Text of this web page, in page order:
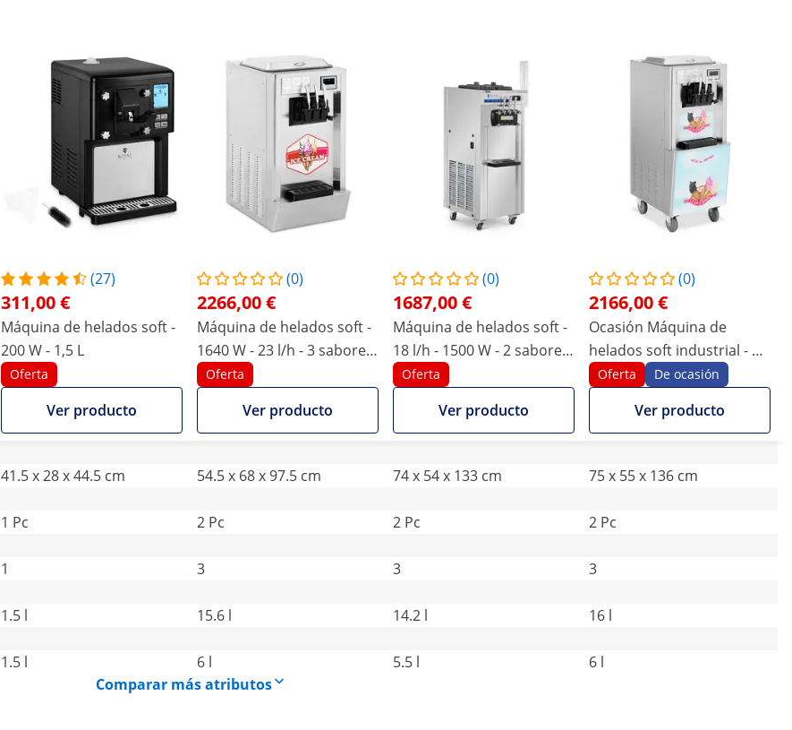
(27)
311,00 €
Máquina de helados soft -
200 W - 1,5 L
Oferta
Ver producto
(0)
2266,00 €
Máquina de helados soft -
1640 W - 23 l/h - 3 sabores
- Royal Catering
Oferta
Ver producto
(0)
1687,00 €
Máquina de helados soft -
18 l/h - 1500 W - 2 sabores
+ mezcla de ambos - pre-
enfriamiento - Royal
Catering
Oferta
Ver producto
(0)
2166,00 €
Ocasión Máquina de
helados soft industrial - 3
sabores - 2140 W - 33 l/h
Oferta De ocasión
Ver producto
41.5 x 28 x 44.5 cm 54.5 x 68 x 97.5 cm 74 x 54 x 133 cm
75 x 55 x 136 cm
1 Pc 2 Pc 2 Pc
2 Pc
1 3 3
3
1.5 l 15.6 l 14.2 l
16 l
1.5 l 6 l 5.5 l
6 l
Comparar más atributos